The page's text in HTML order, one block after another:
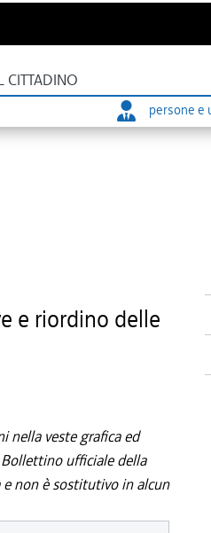
CITTADINO
persone e
e riordino delle
nella veste grafica ed
ufficiale della
non è sostitutivo in alcun